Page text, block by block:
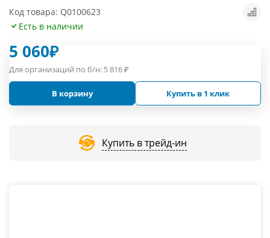
Код товара: Q0100623
Есть в наличии
5 060₽
Для организаций по б/н: 5 816₽
В корзину Купить в 1 клик
Купить в трейд-ин